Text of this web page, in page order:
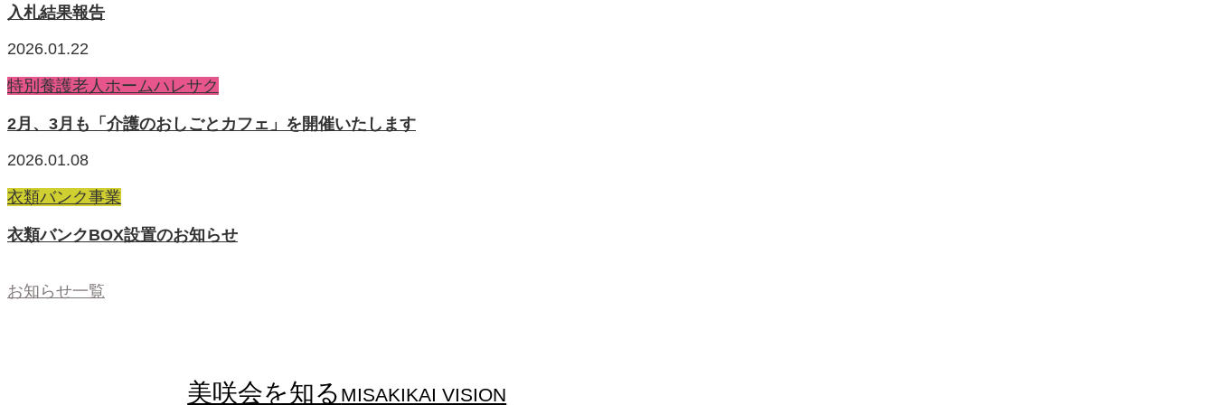
入札結果報告
2026.01.22
特別養護老人ホームハレサク
2月、3月も「介護のおしごとカフェ」を開催いたします
2026.01.08
衣類バンク事業
衣類バンクBOX設置のお知らせ
お知らせ一覧
美咲会を知る MISAKIKAI VISION